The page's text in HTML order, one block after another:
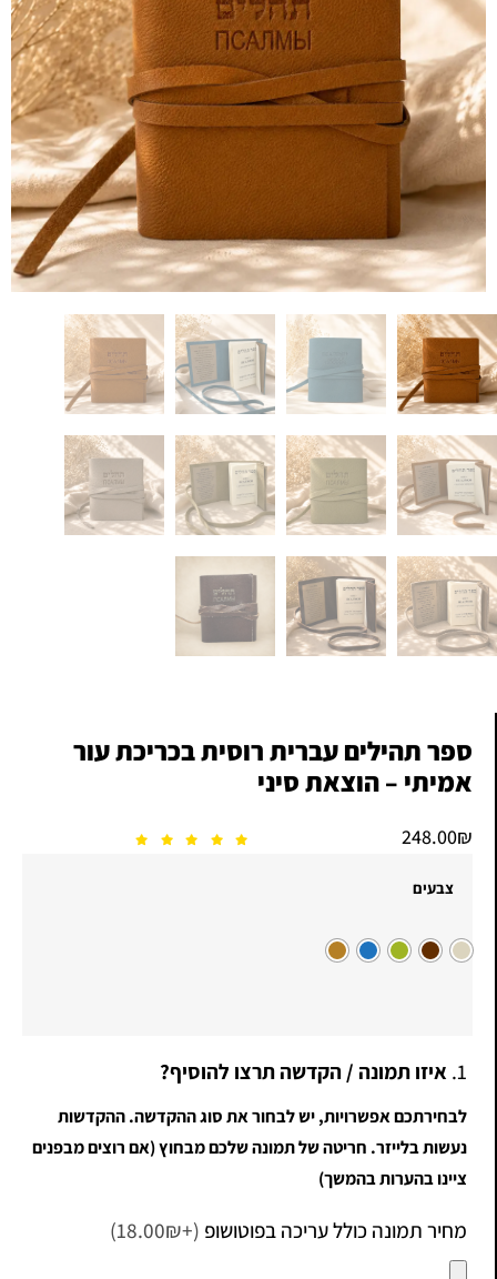
ספר תהילים עברית רוסית בכריכת עור
אמיתי – הוצאת סיני
248.00₪
צבעים
1. איזו תמונה / הקדשה תרצו להוסיף?
לבחירתכם אפשרויות, יש לבחור את סוג ההקדשה. ההקדשות
נעשות בלייזר. חריטה של תמונה שלכם מבחוץ (אם רוצים מבפנים
ציינו בהערות בהמשך)
מחיר תמונה כולל עריכה בפוטושופ (+18.00₪)